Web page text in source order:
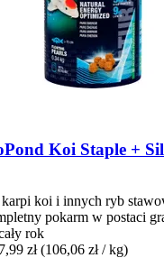
Koi Staple +
koi i innych ryb
pokarm w postaci
rok
zł (106,06 zł / kg)